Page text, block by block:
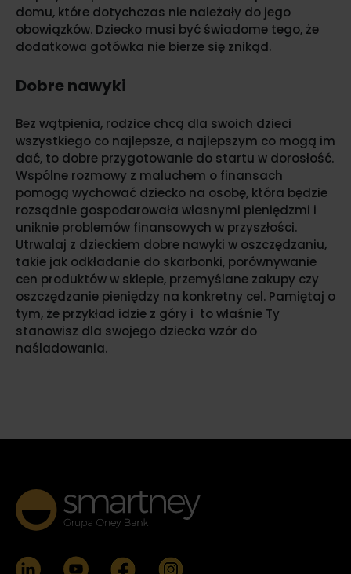
domu, które dotychczas nie należały do jego
obowiązków. Dziecko musi być świadome tego, że
dodatkowa gotówka nie bierze się znikąd.
Dobre nawyki
Bez wątpienia, rodzice chcą dla swoich dzieci
wszystkiego co najlepsze, a najlepszym co mogą im
dać, to dobre przygotowanie do startu w dorosłość.
Wspólne rozmowy z maluchem o finansach
pomogą wychować dziecko na osobę, która będzie
rozsądnie gospodarowała własnymi pieniędzmi i
uniknie problemów finansowych w przyszłości.
Utrwalaj z dzieckiem dobre nawyki w oszczędzaniu,
takie jak odkładanie do skarbonki, porównywanie
cen produktów w sklepie, przemyślane zakupy czy
oszczędzanie pieniędzy na konkretny cel. Pamiętaj o
tym, że przykład idzie z góry i to właśnie Ty
stanowisz dla swojego dziecka wzór do
naśladowania.